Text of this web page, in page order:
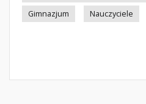
Gimnazjum
Nauczyciele